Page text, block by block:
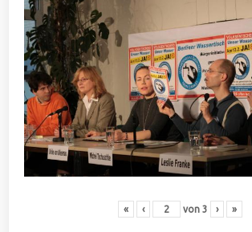
« ‹ von 3 › »